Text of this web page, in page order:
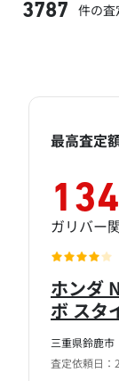
3787 件の査
三重県鈴鹿市
査定依頼日：
ホンダ
ボ スタ
最高査定
134
ガリバー